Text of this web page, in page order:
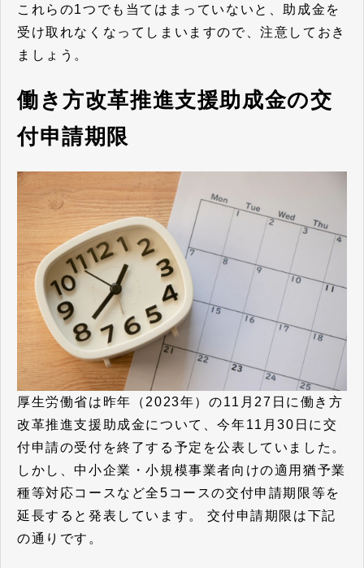
これらの1つでも当てはまっていないと、助成金を
受け取れなくなってしまいますので、注意しておき
ましょう。
働き方改革推進支援助成金の交
付申請期限
厚生労働省は昨年（2023年）の11月27日に働き方
改革推進支援助成金について、今年11月30日に交
付申請の受付を終了する予定を公表していました。
しかし、中小企業・小規模事業者向けの適用猶予業
種等対応コースなど全5コースの交付申請期限等を
延長すると発表しています。
交付申請期限は下記
の通りです。